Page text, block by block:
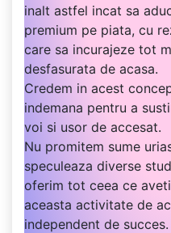
inalt astfel incat sa
premium pe piata, cu
care sa incurajeze tot
desfasurata de acasa.
Credem in acest
indemana pentru a
voi si usor de accesat.
Nu promitem sume
speculeaza diverse
oferim tot ceea ce
aceasta activitate de
independent de succes.